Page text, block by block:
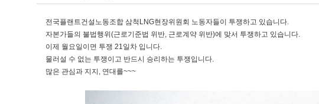
전국플랜트건설노동조합 삼척LNG현장위원회 노동자들이 투쟁하고 있습니다.
자본가들의 불법행위(근로기준법 위반, 근로계약 위반)에 맞서 투쟁하고 있습니다.
이제 월요일이면 투쟁 21일차 입니다.
물러설 수 없는 투쟁이고 반드시 승리하는 투쟁입니다.
많은 관심과 지지, 연대를~~~